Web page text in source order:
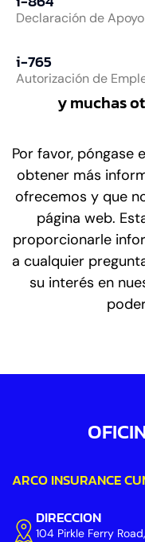
Declaración de Apoyo
i-765
Autorización de
y muchas
Por favor,
obtener más
ofrecemos y que
página web.
proporcionarle
a cualquier
su interés en
ARCO INSURANCE
DIRECCION
104 Pirkle Ferry